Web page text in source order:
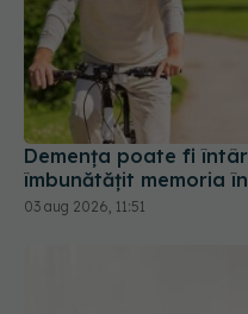
Demența poate fi
îmbunătățit memoria
03 aug 2026, 11:51